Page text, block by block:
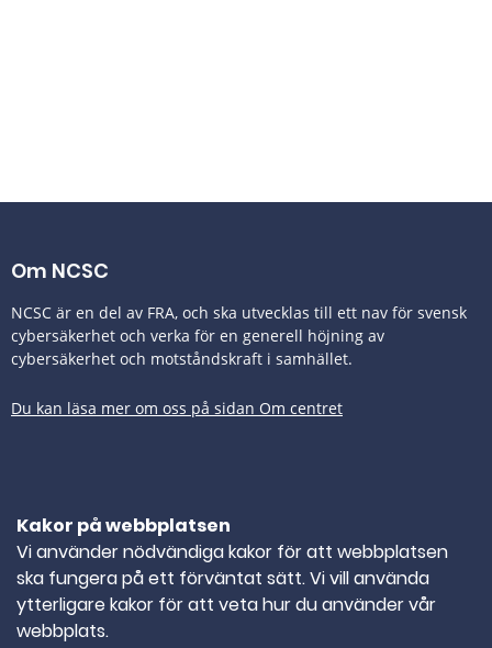
Om NCSC
NCSC är en del av FRA, och ska utvecklas till ett nav för svensk
cybersäkerhet och verka för en generell höjning av
cybersäkerhet och motståndskraft i samhället.
Du kan läsa mer om oss på sidan Om centret
Kontakta oss
TELEFONNUMMER
010-382 80 00
E-POST
Kakor på webbplatsen
Vi använder nödvändiga kakor för att webbplatsen
ska fungera på ett förväntat sätt. Vi vill använda
ytterligare kakor för att veta hur du använder vår
webbplats.